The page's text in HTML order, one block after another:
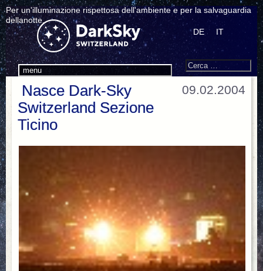
Per un'illuminazione rispettosa dell'ambiente e per la salvaguardia
dellanotte.
menu
DE IT
Search
Cerca:
09.02.2004
Nasce Dark-Sky
Switzerland Sezione
Ticino